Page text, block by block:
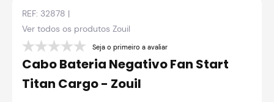
4º fw3
5 º jaqueta
7º axxis fenix
REF: 32878 |
Ver todos os produtos Zouil
Seja o primeiro a avaliar
Cabo Bateria Negativo Fan Start
Titan Cargo - Zouil